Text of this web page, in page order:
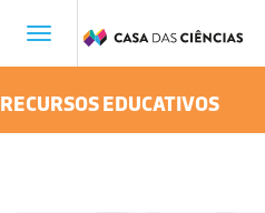
Toggle
RECURSOS EDUCATIVOS